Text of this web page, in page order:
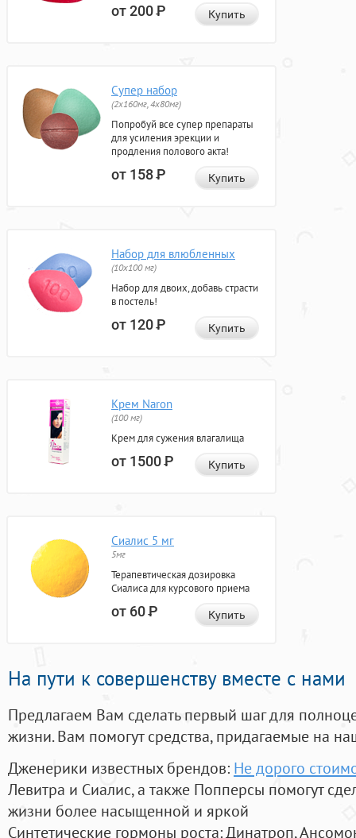
от 200Р Купить
Супер набор
(2х160мг, 4х80мг)
Попробуй все супер препараты
для усиления эрекции и
продления полового акта!
от 158Р Купить
Набор для влюбленных
(10х100 мг)
Набор для двоих, добавь страсти
в постель!
от 120Р Купить
Крем Naron
(100 мг)
Крем для сужения влагалища
от 1500Р Купить
Сиалис 5 мг
5мг
Терапевтическая дозировка
Сиалиса для курсового приема
от 60Р Купить
На пути к совершенству вместе с нами
Предлагаем Вам сделать первый шаг для
жизни. Вам помогут средства, придагаемые на
Дженерики известных брендов: Не дорого
Левитра и Сиалис, а также Попперсы помогут
жизни более насыщенной и яркой
Синтетические гормоны роста: Динатроп,